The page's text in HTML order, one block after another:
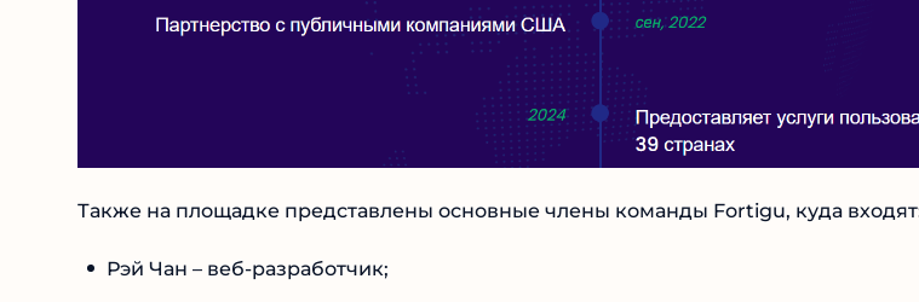
Также на площадке представлены основные члены команды Fortigu, куда входят:
Рэй Чан – веб-разработчик;